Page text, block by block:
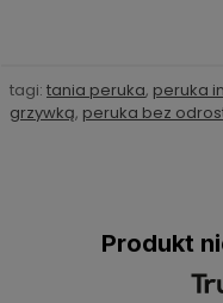
tagi: tania peruka, peruka
grzywką, peruka bez
Produkt